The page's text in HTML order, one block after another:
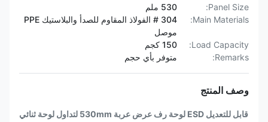
Panel Size:
530 ملم
Main Materials:
304 # الفولاذ المقاوم للصدأ والبلاستيك PPE
موصل
Load Capacity:
150 كجم
Remarks:
متوفر بأي حجم
وصف المنتج
قابل للتعديل ESD لوحة رف عرض عربة 530mm لتداول لوحة ثنائي